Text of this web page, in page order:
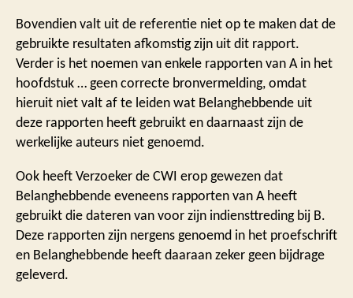
Bovendien valt uit de referentie niet op te maken dat de
gebruikte resultaten afkomstig zijn uit dit rapport.
Verder is het noemen van enkele rapporten van A in het
hoofdstuk … geen correcte bronvermelding, omdat
hieruit niet valt af te leiden wat Belanghebbende uit
deze rapporten heeft gebruikt en daarnaast zijn de
werkelijke auteurs niet genoemd.
Ook heeft Verzoeker de CWI erop gewezen dat
Belanghebbende eveneens rapporten van A heeft
gebruikt die dateren van voor zijn indiensttreding bij B.
Deze rapporten zijn nergens genoemd in het proefschrift
en Belanghebbende heeft daaraan zeker geen bijdrage
geleverd.